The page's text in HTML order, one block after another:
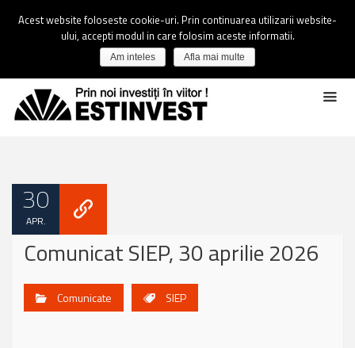
30
APR.
Comunicat SIEP, 30 aprilie 2026
Comunicate SIEP
Acest website foloseste cookie-uri. Prin continuarea utilizarii website-
ului, accepti modul in care folosim aceste informatii.
Am inteles Afla mai multe